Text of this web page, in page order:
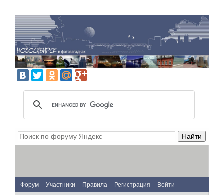
Форум Участники Правила Регистрация Войти